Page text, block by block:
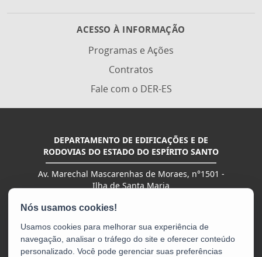
ACESSO À INFORMAÇÃO
Programas e Ações
Contratos
Fale com o DER-ES
DEPARTAMENTO DE EDIFICAÇÕES E DE
RODOVIAS DO ESTADO DO ESPÍRITO SANTO
Av. Marechal Mascarenhas de Moraes, n°1501 -
Ilha de Santa Maria
Tel.: (27) 3636-2000 | (27) 3636-4401 | (27) 3636-
Usamos cookies para melhorar sua experiência de
navegação, analisar o tráfego do site e oferecer conteúdo
personalizado. Você pode gerenciar suas preferências